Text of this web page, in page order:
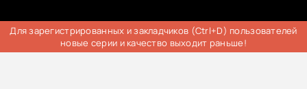
Для зарегистрированных и закладчиков (Ctrl+D) пользователей
новые серии и качество выходит раньше!